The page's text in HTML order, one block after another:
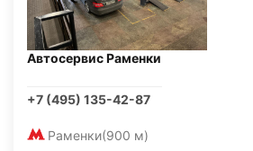
Автосервис Раменки
+7 (495) 135-42-87
Раменки(900 м)